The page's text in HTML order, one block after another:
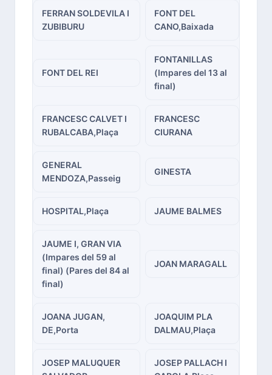
FERRAN SOLDEVILA I
ZUBIBURU
FONT DEL
CANO,Baixada
FONT DEL REI
FONTANILLAS
(Impares del 13 al
final)
FRANCESC CALVET I
RUBALCABA,Plaça
FRANCESC
CIURANA
GENERAL
MENDOZA,Passeig
GINESTA
HOSPITAL,Plaça JAUME BALMES
JAUME I, GRAN VIA
(Impares del 59 al
final) (Pares del 84 al
final)
JOAN MARAGALL
JOANA JUGAN,
DE,Porta
JOAQUIM PLA
DALMAU,Plaça
JOSEP MALUQUER
JOSEP PALLACH I